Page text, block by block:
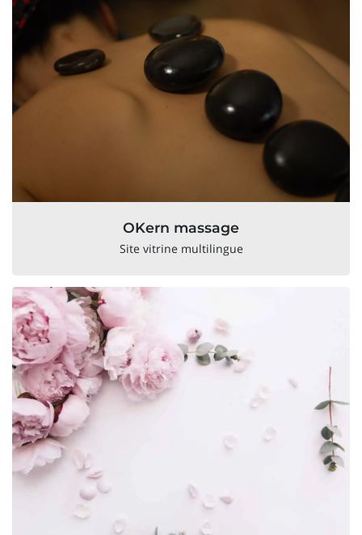
OKern massage
Site vitrine multilingue